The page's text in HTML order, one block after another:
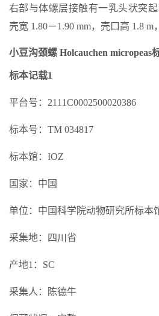
右部与体螺层接触有一乳头状突起
壳宽 1.80－1.90 mm，壳口高 1.8 m
小豆沟颈螺 Holcauchen micropeas
标本记载1
平台号：2111C0002500020386
标本号：TM 034817
标本馆：IOZ
国家：中国
单位：中国科学院动物研究所标本
采集地：四川省
产地1：SC
采集人：陈德牛